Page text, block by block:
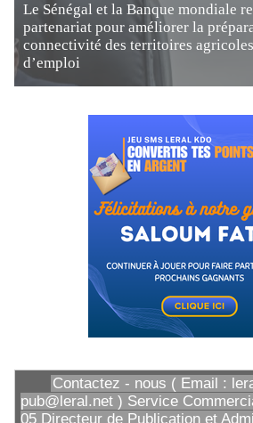
Le Sénégal et la Banque mondiale
partenariat pour améliorer la
connectivité des territoires
d’emploi
Contactez - nous ( Email :
pub@leral.net ) Service
05 Directeur de Publication et